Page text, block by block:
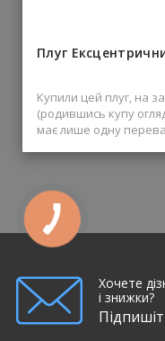
Плуг
Купили цей плуг, на
(родившись купу
має лише одну
Хочете
і знижки?